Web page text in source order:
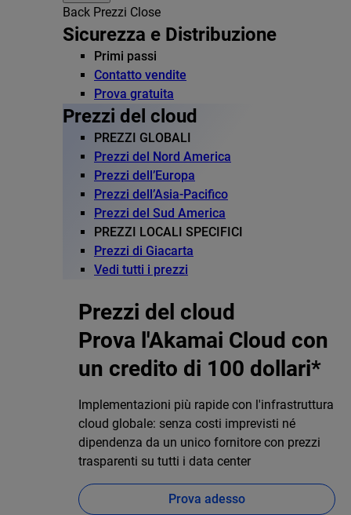
Back Prezzi Close
Sicurezza e Distribuzione
Primi passi
Contatto vendite
Prova gratuita
Prezzi del cloud
PREZZI GLOBALI
Prezzi del Nord America
Prezzi dell’Europa
Prezzi dell’Asia-Pacifico
Prezzi del Sud America
PREZZI LOCALI SPECIFICI
Prezzi di Giacarta
Vedi tutti i prezzi
Prezzi del cloud
Prova l'Akamai Cloud con
un credito di 100 dollari*
Implementazioni più rapide con l'infrastruttura
cloud globale: senza costi imprevisti né
dipendenza da un unico fornitore con prezzi
trasparenti su tutti i data center
Prova adesso